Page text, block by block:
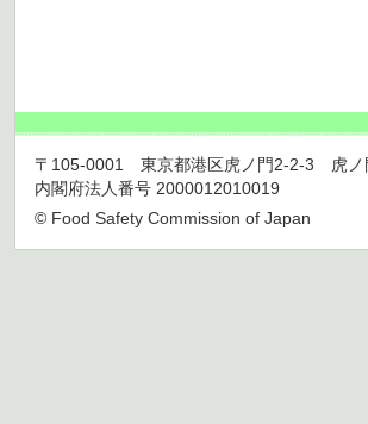
〒105-0001 東京都港区虎ノ門2-2-3 虎ノ
内閣府法人番号 2000012010019
© Food Safety Commission of Japan